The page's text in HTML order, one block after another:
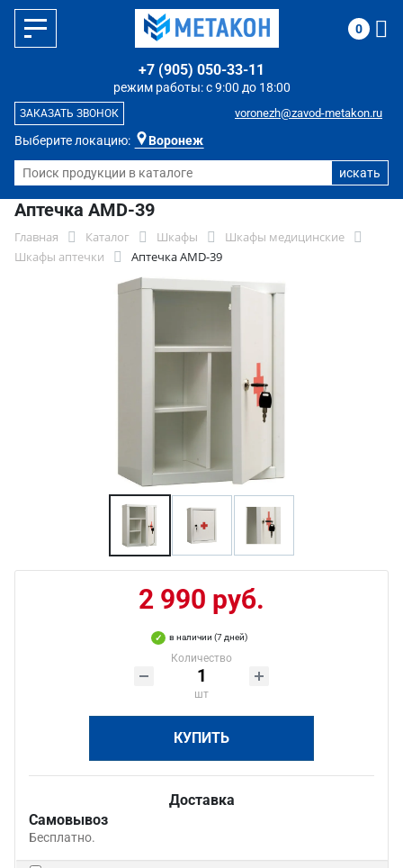
Выберите локацию: Воронеж
режим работы: с 9:00 до 18:00
+7 (905) 050-33-11
voronezh@zavod-metakon.ru
ЗАКАЗАТЬ ЗВОНОК
0
Аптечка AMD-39
Главная Каталог Шкафы
Шкафы медицинские
Шкафы аптечки
Аптечка AMD-39
2 990 руб.
в наличии (7 дней)
Количество
шт
КУПИТЬ
Доставка
Самовывоз
Бесплатно.